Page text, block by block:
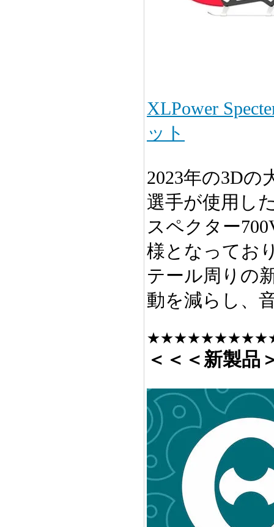
XLPower
ット
2023年の3Dの
選手が使用し
スペクター
様となってお
テール周りの
動を減らし、
＜＜＜新製品